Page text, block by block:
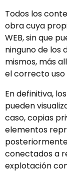
Todos los
obra cuya
WEB, sin que
ninguno de los
mismos, más
el correcto uso
En definitiva,
pueden
caso, copias
elementos
conectados a
explotación